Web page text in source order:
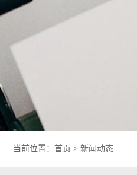
当前位置： 首页 > 新闻动态